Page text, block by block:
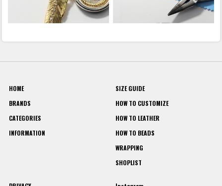
HOME
BRANDS
CATEGORIES
INFORMATION
SIZE GUIDE
HOW TO CUSTOMIZE
HOW TO LEATHER
HOW TO BEADS
WRAPPING
SHOPLIST